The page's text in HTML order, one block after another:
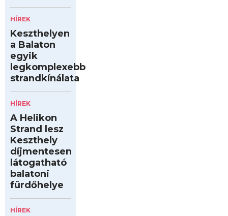
HÍREK
Keszthelyen
a Balaton
egyik
legkomplexebb
strandkínálata
HÍREK
A Helikon
Strand lesz
Keszthely
díjmentesen
látogatható
balatoni
fürdőhelye
HÍREK